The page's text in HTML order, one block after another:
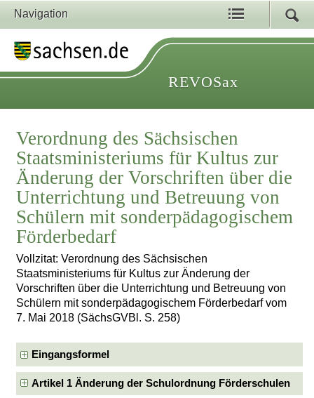
Navigation
REVOSax
Verordnung des Sächsischen
Staatsministeriums für Kultus zur
Änderung der Vorschriften über die
Unterrichtung und Betreuung von
Schülern mit sonderpädagogischem
Förderbedarf
Vollzitat: Verordnung des Sächsischen
Staatsministeriums für Kultus zur Änderung der
Vorschriften über die Unterrichtung und Betreuung von
Schülern mit sonderpädagogischem Förderbedarf vom
7. Mai 2018 (SächsGVBl. S. 258)
Eingangsformel
Artikel 1 Änderung der Schulordnung Förderschulen